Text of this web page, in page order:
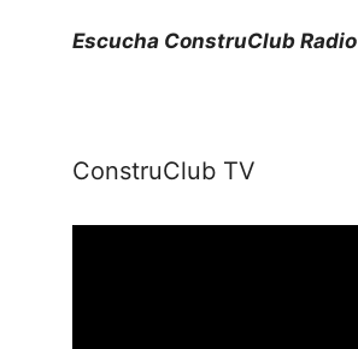
Escucha ConstruClub Radio
ConstruClub TV